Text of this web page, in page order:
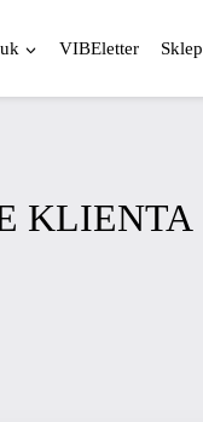
VIBEletter Sklep
KLIENTA